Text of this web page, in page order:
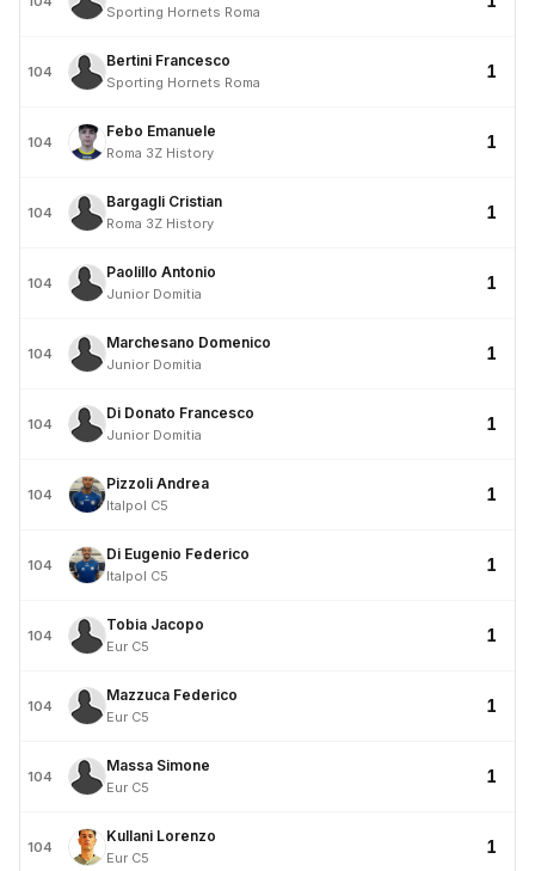
Sporting Hornets Roma
104
Bertini Francesco
Sporting Hornets Roma
1
104
Febo Emanuele
Roma 3Z History
1
104
Bargagli Cristian
Roma 3Z History
1
104
Paolillo Antonio
Junior Domitia
1
104
Marchesano Domenico
Junior Domitia
1
104
Di Donato Francesco
Junior Domitia
1
104
Pizzoli Andrea
Italpol C5
1
104
Di Eugenio Federico
Italpol C5
1
104
Tobia Jacopo
Eur C5
1
104
Mazzuca Federico
Eur C5
1
104
Massa Simone
Eur C5
1
104
Kullani Lorenzo
Eur C5
1